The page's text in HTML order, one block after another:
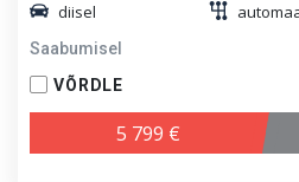
diisel
Saabumisel
VÕRDLE
5 799 €